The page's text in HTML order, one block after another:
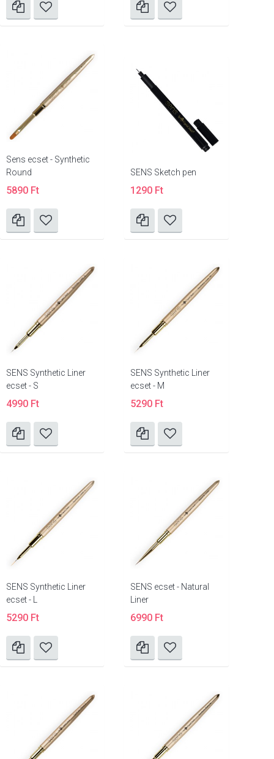
Sens ecset - Synthetic
Round
5890 Ft
SENS Sketch pen
1290 Ft
SENS Synthetic Liner
ecset - S
4990 Ft
SENS Synthetic Liner
ecset - M
5290 Ft
SENS Synthetic Liner
ecset - L
5290 Ft
SENS ecset - Natural
Liner
6990 Ft